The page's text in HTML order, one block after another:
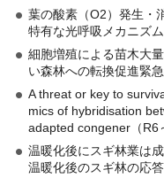
葉の酸素（O2）発生・
特有な光呼吸メカニズ
細胞増殖による苗木大
い森林への転換促進緊
A threat or key to
mics of hybridisation
adapted congener（R6
温暖化後にスギ林業は
温暖化後のスギ林の応